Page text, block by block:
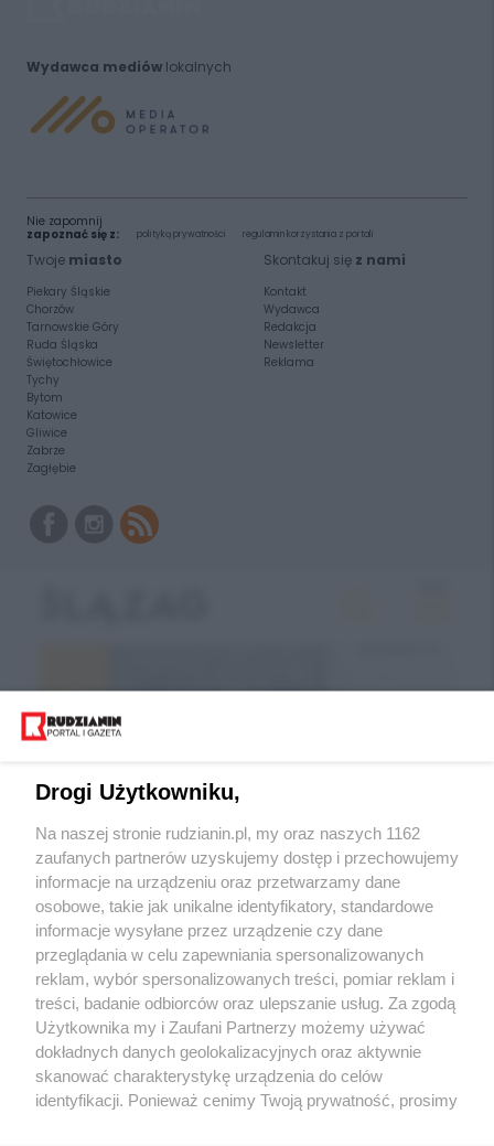
Wydawca mediówlokalnych
Nie zapomnij
zapoznać się z:
polityką prywatności regulamin korzystania z portali
Twoje miasto
Piekary Śląskie
Chorzów
Tarnowskie Góry
Ruda Śląska
Świętochłowice
Tychy
Bytom
Katowice
Gliwice
Zabrze
Zagłębie
Skontakuj się z nami
Kontakt
Wydawca
Redakcja
Newsletter
Reklama
Wróć do strony głównej
ślązag.pl
0%
Drogi Użytkowniku,
Na naszej stronie rudzianin.pl, my oraz naszych 1162
zaufanych partnerów uzyskujemy dostęp i przechowujemy
informacje na urządzeniu oraz przetwarzamy dane
osobowe, takie jak unikalne identyfikatory, standardowe
informacje wysyłane przez urządzenie czy dane
przeglądania w celu zapewniania spersonalizowanych
reklam, wybór spersonalizowanych treści, pomiar reklam i
treści, badanie odbiorców oraz ulepszanie usług. Za zgodą
Użytkownika my i Zaufani Partnerzy możemy używać
dokładnych danych geolokalizacyjnych oraz aktywnie
skanować charakterystykę urządzenia do celów
identyfikacji. Ponieważ cenimy Twoją prywatność, prosimy